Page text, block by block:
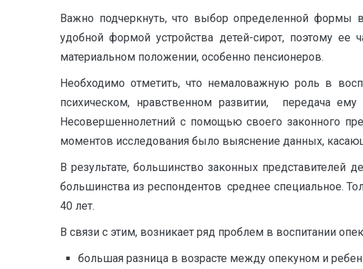
Важно подчеркнуть, что выбор определенной формы
удобной формой устройства детей-сирот, поэтому ее
материальном положении, особенно пенсионеров.
Необходимо отметить, что немаловажную роль в
психическом, нравственном развитии, передача
Несовершеннолетний с помощью своего законного
моментов исследования было выяснение данных,
В результате, большинство законных представителей
большинства из респондентов среднее специальное.
40 лет.
В связи с этим, возникает ряд проблем в воспитании
большая разница в возрасте между опекуном и